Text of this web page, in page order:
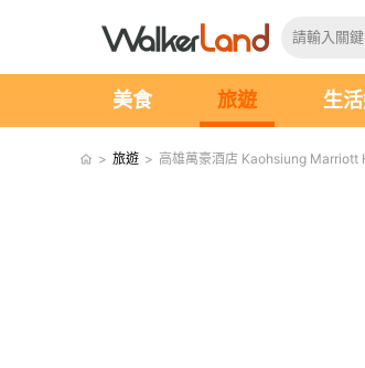
美食 旅遊 生
> 旅遊 > 高雄萬豪酒店 Kaohsiung Marriott